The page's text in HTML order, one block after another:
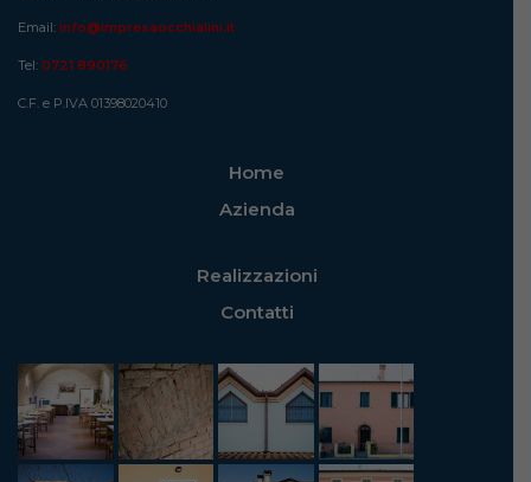
Email: info@impresaocchialini.it
Tel: 0721 890176
C.F. e P.IVA 01398020410
Home
Azienda
Realizzazioni
Contatti